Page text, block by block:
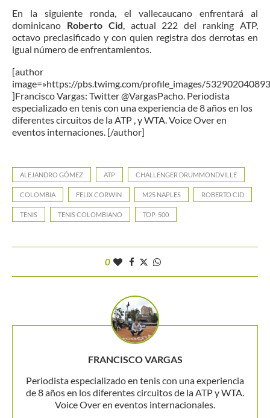
En la siguiente ronda, el vallecaucano enfrentará al
dominicano Roberto Cid, actual 222 del ranking ATP,
octavo preclasificado y con quien registra dos derrotas en
igual número de enfrentamientos.
[author
image=»https://pbs.twimg.com/profile_images/
]Francisco Vargas: Twitter @VargasPacho. Periodista
especializado en tenis con una experiencia de 8 años en los
diferentes circuitos de la ATP , y WTA. Voice Over en
eventos internaciones. [/author]
ALEJANDRO GÓMEZ ATP CHALLENGER DRUMMONDVILLE
COLOMBIA FELIX CORWIN M25 NAPLES ROBERTO CID
TENIS TENIS COLOMBIANO TOP-500
0
FRANCISCO VARGAS
Periodista especializado en tenis con una experiencia
de 8 años en los diferentes circuitos de la ATP y WTA.
Voice Over en eventos internacionales.